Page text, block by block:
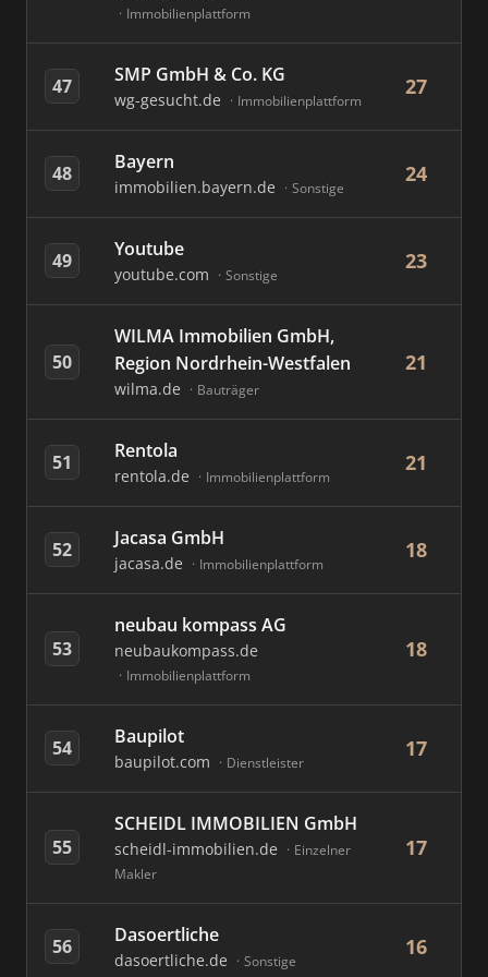
Immobilienplattform
47 SMP GmbH & Co. KG
wg-gesucht.de Immobilienplattform
27
48 Bayern
immobilien.bayern.de Sonstige
24
49 Youtube
youtube.com Sonstige
23
50
WILMA Immobilien GmbH,
Region Nordrhein-Westfalen
wilma.de Bauträger
21
51 Rentola
rentola.de Immobilienplattform
21
52 Jacasa GmbH
jacasa.de Immobilienplattform
18
53
neubau kompass AG
neubaukompass.de
Immobilienplattform
18
54 Baupilot
baupilot.com Dienstleister
17
55
SCHEIDL IMMOBILIEN GmbH
scheidl-immobilien.de
Einzelner
Makler
17
56 Dasoertliche
dasoertliche.de Sonstige
16